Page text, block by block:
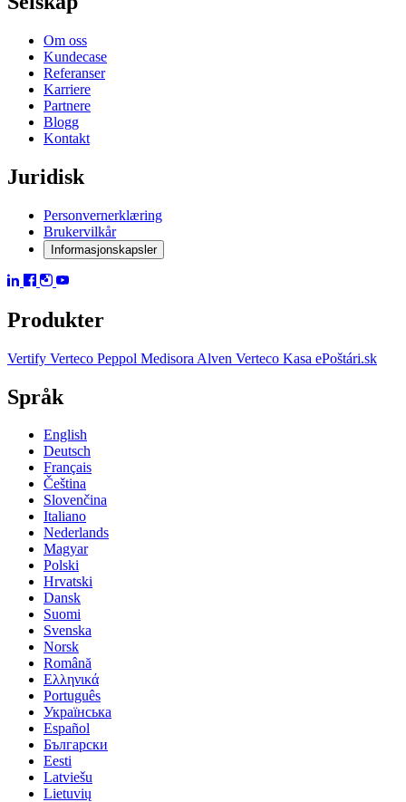
Om oss
Kundecase
Referanser
Karriere
Partnere
Blogg
Kontakt
Juridisk
Personvernerklæring
Brukervilkår
Informasjonskapsler
Produkter
Vertify Verteco Peppol Medisora Alven Verteco Kasa ePoštári.sk
Språk
English
Deutsch
Français
Čeština
Slovenčina
Italiano
Nederlands
Magyar
Polski
Hrvatski
Dansk
Suomi
Svenska
Norsk
Română
Ελληνικά
Português
Українська
Español
Български
Eesti
Latviešu
Lietuvių